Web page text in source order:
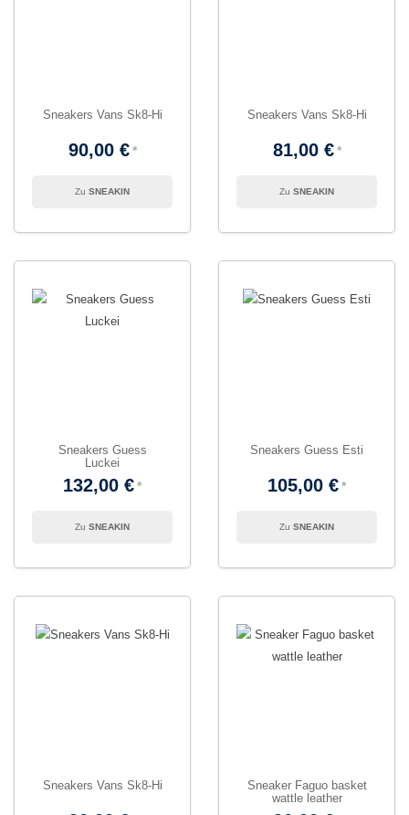
Sneakers Vans Sk8-Hi
90,00 €
SNEAKIN
Sneakers Vans Sk8-Hi
81,00 €
SNEAKIN
Sneakers Guess
Luckei
132,00 €
SNEAKIN
Sneakers Guess Esti
105,00 €
SNEAKIN
Sneakers Vans Sk8-Hi
Sneaker Faguo basket
wattle leather